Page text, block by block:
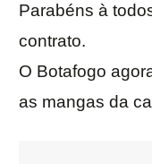
Parabéns à
contrato.
O Botafogo
as mangas da